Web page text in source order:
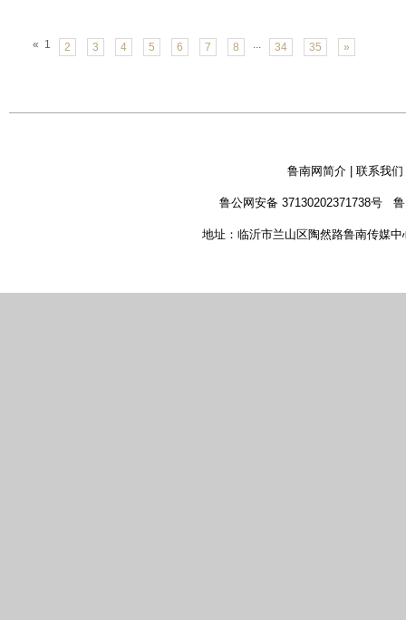
« 1 2 3 4 5 6 7 8 ... 34 35 »
鲁南网简介| 联系我们
鲁公网安备 37130202371738号
地址：临沂市兰山区陶然路鲁南传媒